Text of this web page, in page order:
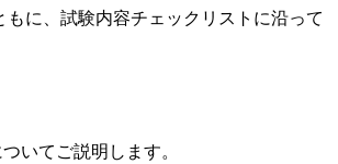
に、試験内容チェックリストに沿って
いてご説明します。